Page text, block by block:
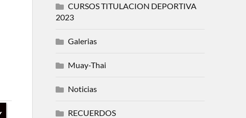
CURSOS TITULACION DEPORTIVA
2023
Galerias
Muay-Thai
Noticias
RECUERDOS